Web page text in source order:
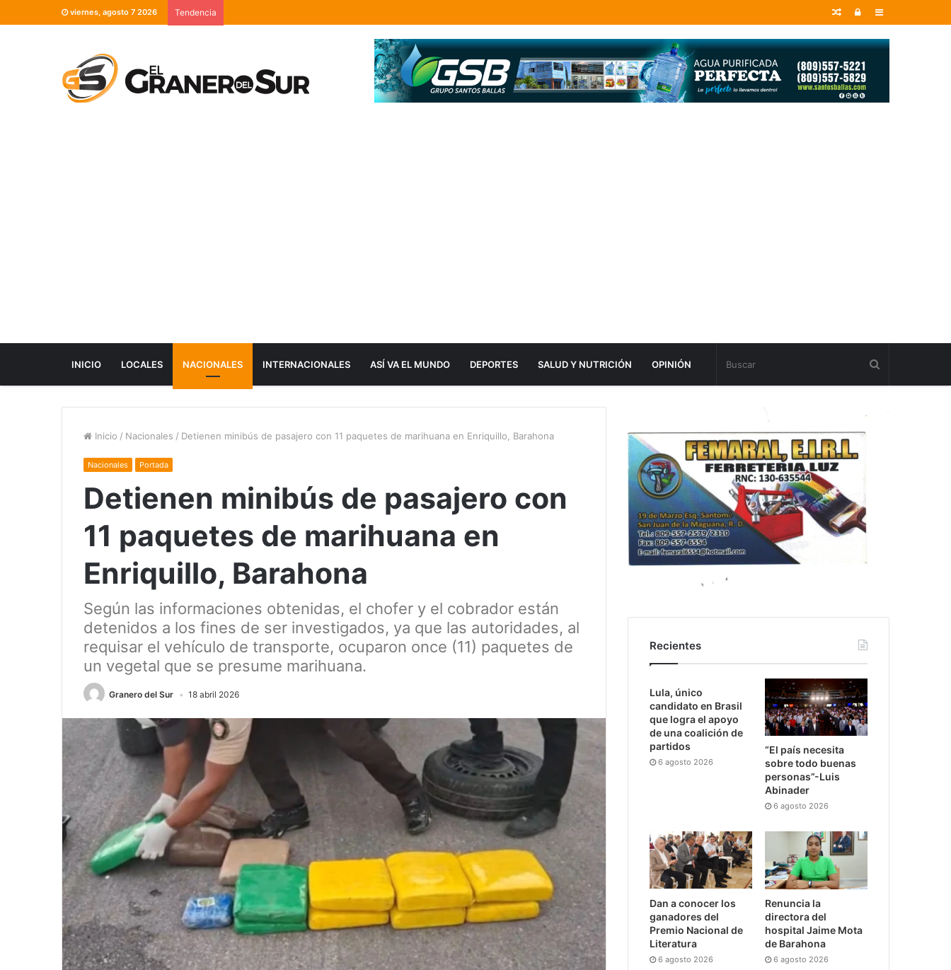
viernes, agosto 7 2026 Tendencia Sidebar
Entrar
Random
INICIO LOCALES NACIONALES INTERNACIONALES ASÍ VA EL MUNDO DEPORTES SALUD Y NUTRICIÓN OPINIÓN
Inicio / Nacionales / Detienen minibús de pasajero con 11 paquetes de marihuana en Enriquillo, Barahona
Nacionales Portada
Detienen minibús de pasajero con
11 paquetes de marihuana en
Enriquillo, Barahona
Según las informaciones obtenidas, el chofer y el cobrador están
detenidos a los fines de ser investigados, ya que las autoridades, al
requisar el vehículo de transporte, ocuparon once (11) paquetes de
un vegetal que se presume marihuana.
Granero del Sur 18 abril 2026
Recientes
Lula, único
candidato en Brasil
que logra el apoyo
de una coalición de
partidos
6 agosto 2026
“El país necesita
sobre todo buenas
personas”-Luis
Abinader
6 agosto 2026
Dan a conocer los
ganadores del
Premio Nacional de
Literatura
6 agosto 2026
Renuncia la
directora del
hospital Jaime Mota
de Barahona
6 agosto 2026